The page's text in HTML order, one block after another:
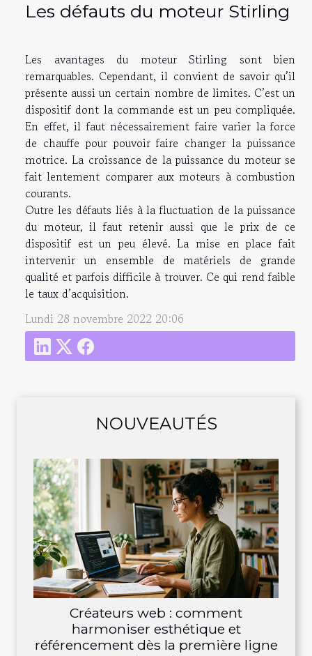
NOUVEAUTÉS
Créateurs web : comment
harmoniser esthétique et
référencement dès la première ligne
Les défauts du moteur Stirling
Les avantages du moteur Stirling sont bien
remarquables. Cependant, il convient de savoir qu’il
présente aussi un certain nombre de limites. C’est un
dispositif dont la commande est un peu compliquée.
En effet, il faut nécessairement faire varier la force
de chauffe pour pouvoir faire changer la puissance
motrice. La croissance de la puissance du moteur se
fait lentement comparer aux moteurs à combustion
courants.
Outre les défauts liés à la fluctuation de la puissance
du moteur, il faut retenir aussi que le prix de ce
dispositif est un peu élevé. La mise en place fait
intervenir un ensemble de matériels de grande
qualité et parfois difficile à trouver. Ce qui rend faible
le taux d’acquisition.
Lundi 28 novembre 2022 20:06